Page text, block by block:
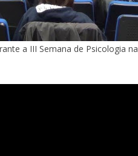
a III Semana de Psicologia